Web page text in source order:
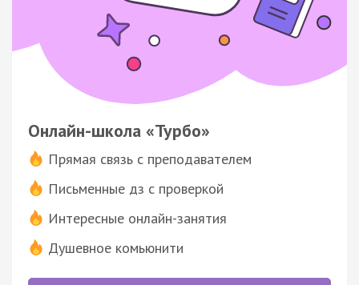
Онлайн-школа «Турбо»
Прямая связь с преподавателем
Письменные дз с проверкой
Интересные онлайн-занятия
Душевное комьюнити